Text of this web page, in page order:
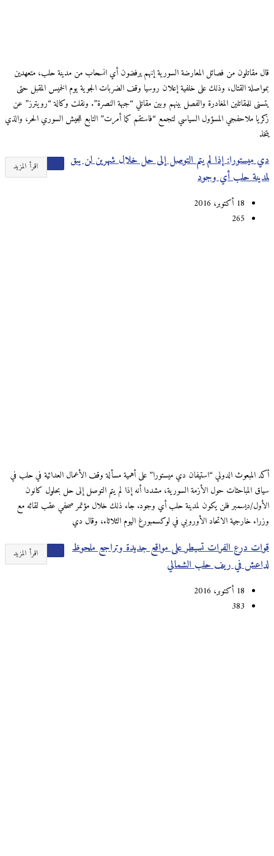
قال مقاتلون من فصائل المعارضة السورية إنهم يرفضون أي انسحاب من مدينة حلب، متعهدين
بمواصلة القتال، وذلك على خلفية إعلان روسيا وقف الضربات الجوية يوم الخميس المقبل حتى
يتسنى للمقاتلين المغادرة والفصل بينهم وبين مقاتلي “جبهة النصرة”. ونقلت وكالة “رويترز” عن
زكريا ملاحفجي المسؤول السياسي لتجمع “فاستقم كما أمرت” التابع للجيش السوري الحر، والذي
يتخذ
اقرأ المزيد
دي ميستورا: إذا لم يتم التوصل إلى حل خلال شهرين لن يبق
لمدينة حلب أي وجود
18 أكتوبر، 2016
265
أكد المبعوث الدولي “استيفان دي ميستورا” على أهمية مسألة وقف الأعمال العدائية في حلب في
سياق المباحثات حول الأزمة السورية، مشددا أنه إذا لم يتم التوصل إلى حل بحلول كانون
الأول/ديسمبر فلن يكون لمدينة حلب أي وجود. جاء ذلك خلال مؤتمر صحفي عقب لقائه مع
وزراء خارجية الاتحاد الأوروبي في لوكسمبورغ اليوم الثلاثاء، وقال دي
اقرأ المزيد
قوات درع الفرات تسيطر على مواقع جديدة وتراجع ملحوظ
لداعش في ريف حلب الشمالي
18 أكتوبر، 2016
383